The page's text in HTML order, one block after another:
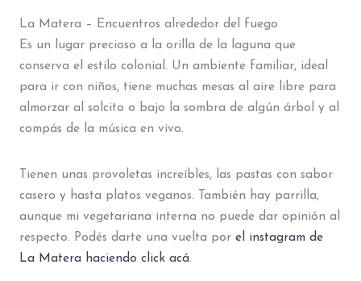
La Matera – Encuentros alrededor del fuego
Es un lugar precioso a la orilla de la laguna que
conserva el estilo colonial. Un ambiente familiar, ideal
para ir con niños, tiene muchas mesas al aire libre para
almorzar al solcito o bajo la sombra de algún árbol y al
compás de la música en vivo.
Tienen unas provoletas increíbles, las pastas con sabor
casero y hasta platos veganos. También hay parrilla,
aunque mi vegetariana interna no puede dar opinión al
respecto. Podés darte una vuelta por el instagram de
La Matera haciendo click acá.